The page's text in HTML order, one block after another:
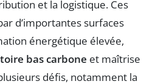
et la logistique. Ces
d’importantes surfaces
énergétique élevée,
bas carbone et maîtrise
défis, notamment la